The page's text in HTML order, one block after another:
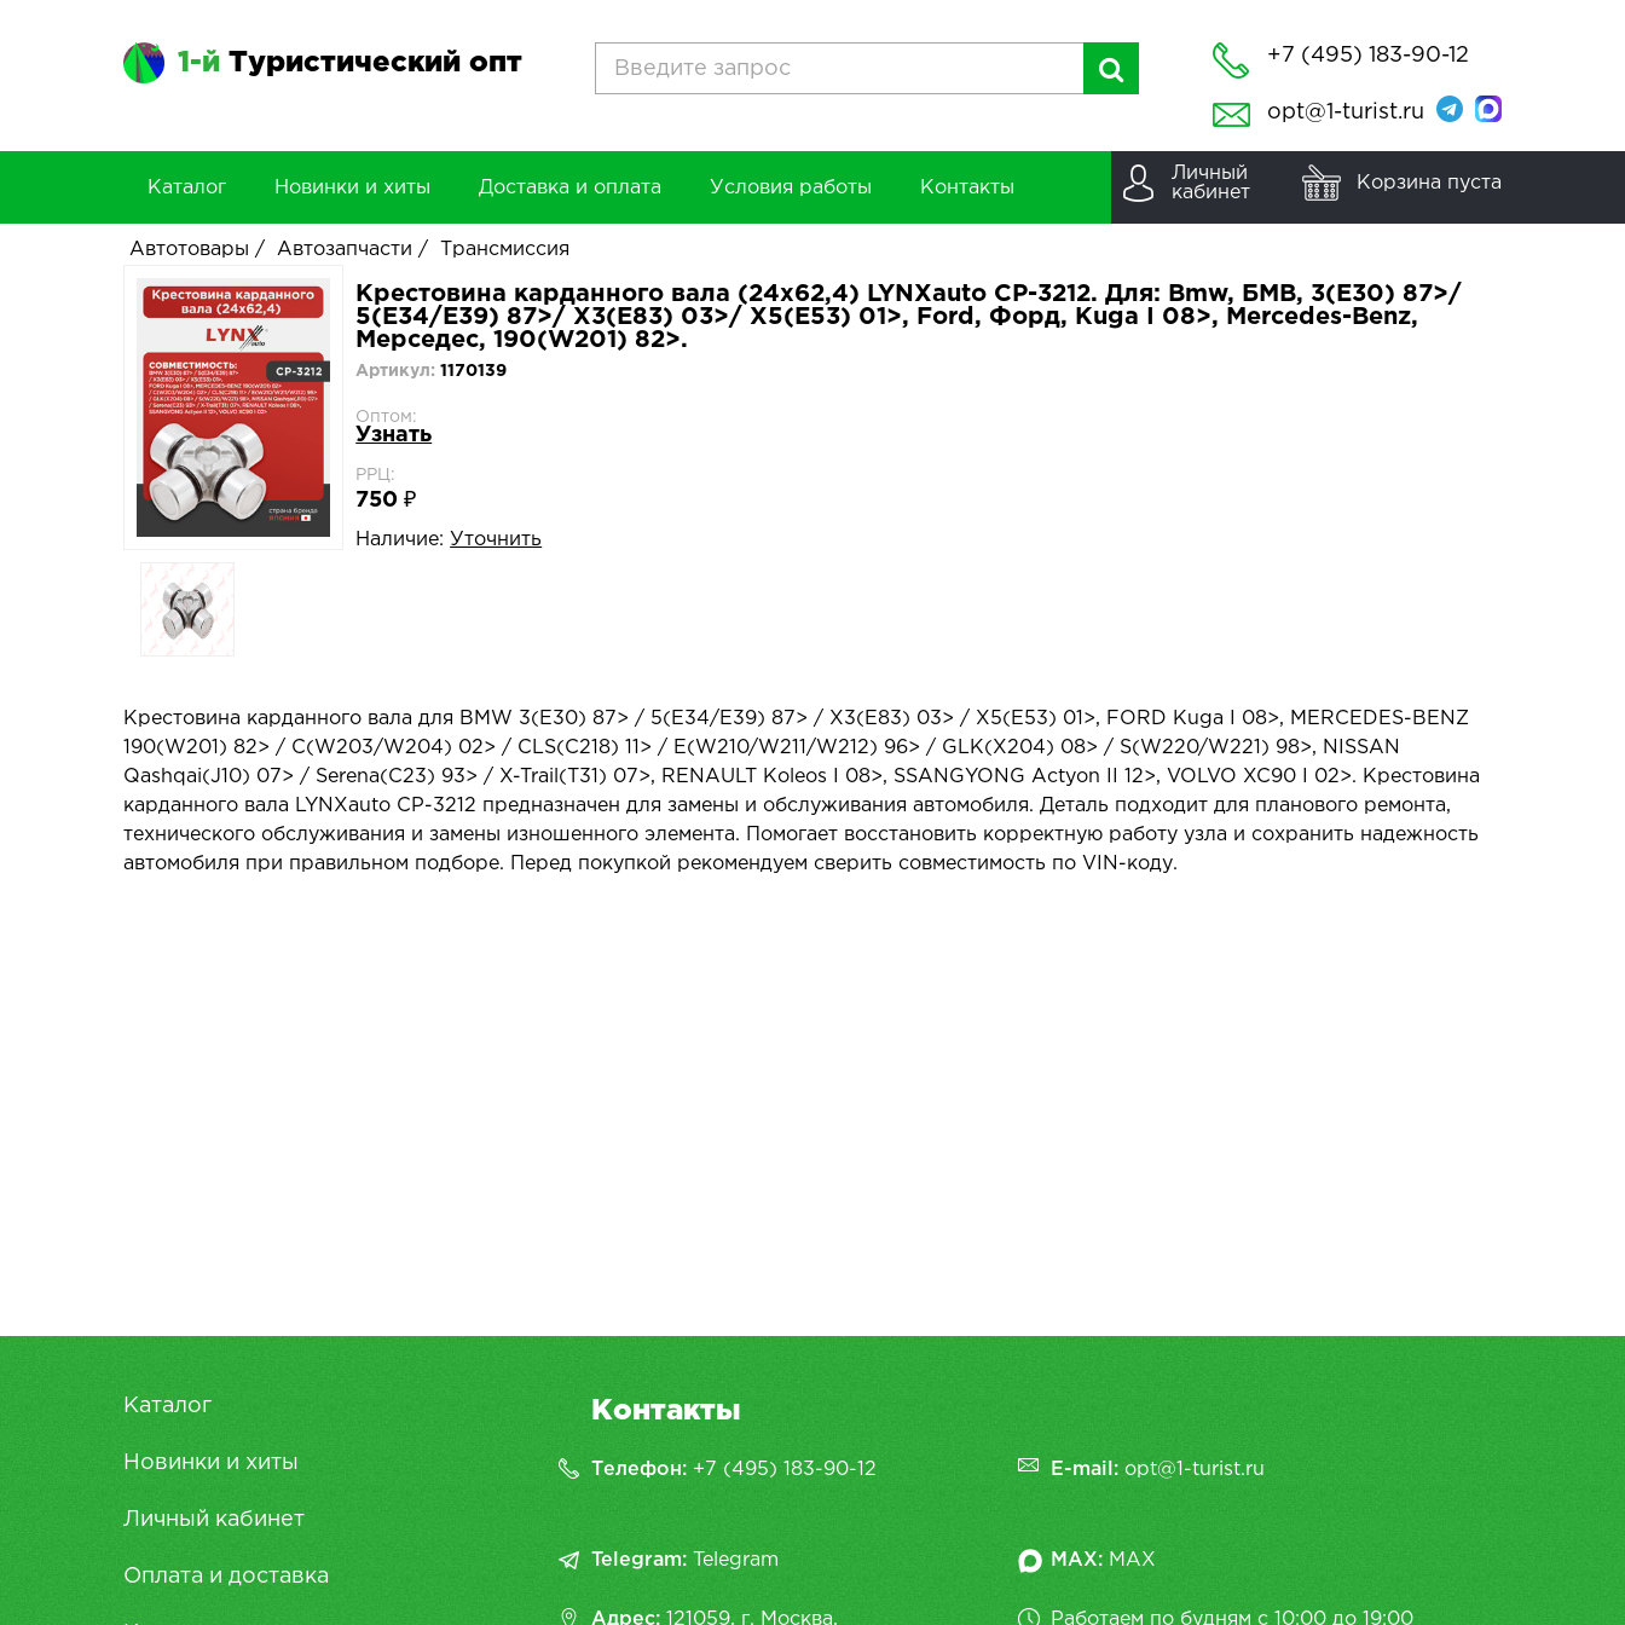
1-й Туристический опт +7 (495) 183-90-12
opt@1-turist.ru
Каталог Новинки и хиты Доставка и оплата Условия работы Контакты
Личный
кабинет
Корзина пуста
Автотовары / Автозапчасти / Трансмиссия
Крестовина карданного вала (24x62,4) LYNXauto CP-3212. Для: Bmw, БМВ, 3(E30) 87>/
5(E34/E39) 87>/ X3(E83) 03>/ X5(E53) 01>, Ford, Форд, Kuga I 08>, Mercedes-Benz,
Мерседес, 190(W201) 82>.
Артикул:1170139
Оптом:
Узнать
РРЦ:
750 ₽
Наличие: Уточнить
Крестовина карданного вала для BMW 3(E30) 87> / 5(E34/E39) 87> / X3(E83) 03> / X5(E53) 01>, FORD Kuga I 08>, MERCEDES-BENZ
190(W201) 82> / C(W203/W204) 02> / CLS(C218) 11> / E(W210/W211/W212) 96> / GLK(X204) 08> / S(W220/W221) 98>, NISSAN
Qashqai(J10) 07> / Serena(C23) 93> / X-Trail(T31) 07>, RENAULT Koleos I 08>, SSANGYONG Actyon II 12>, VOLVO XC90 I 02>. Крестовина
карданного вала LYNXauto CP-3212 предназначен для замены и обслуживания автомобиля. Деталь подходит для планового ремонта,
технического обслуживания и замены изношенного элемента. Помогает восстановить корректную работу узла и сохранить надежность
автомобиля при правильном подборе. Перед покупкой рекомендуем сверить совместимость по VIN-коду.
Каталог
Новинки и хиты
Личный кабинет
Оплата и доставка
Контакты
Телефон: +7 (495) 183-90-12 E-mail: opt@1-turist.ru
Telegram: Telegram MAX: MAX
Адрес: 121059, г. Москва, Работаем по будням с 10:00 до 19:00